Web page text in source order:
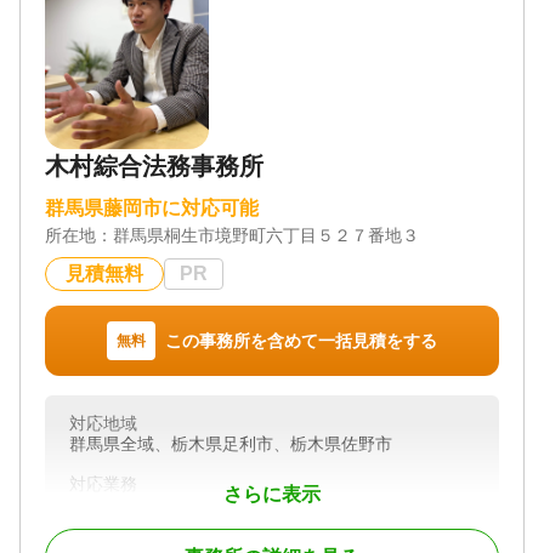
木村綜合法務事務所
群馬県藤岡市に対応可能
所在地： 群馬県桐生市境野町六丁目５２７番地３
見積無料 PR
無料 この事務所を含めて一括見積をする
さらに表示
対応地域
群馬県全域、栃木県足利市、栃木県佐野市
対応業務
遺言書 / 遺産分割 / 相続財産調査 / 相続登記 / 相続放
棄 / 家族信託 / 相続手続き / 銀行手続き / 戸籍収集 /